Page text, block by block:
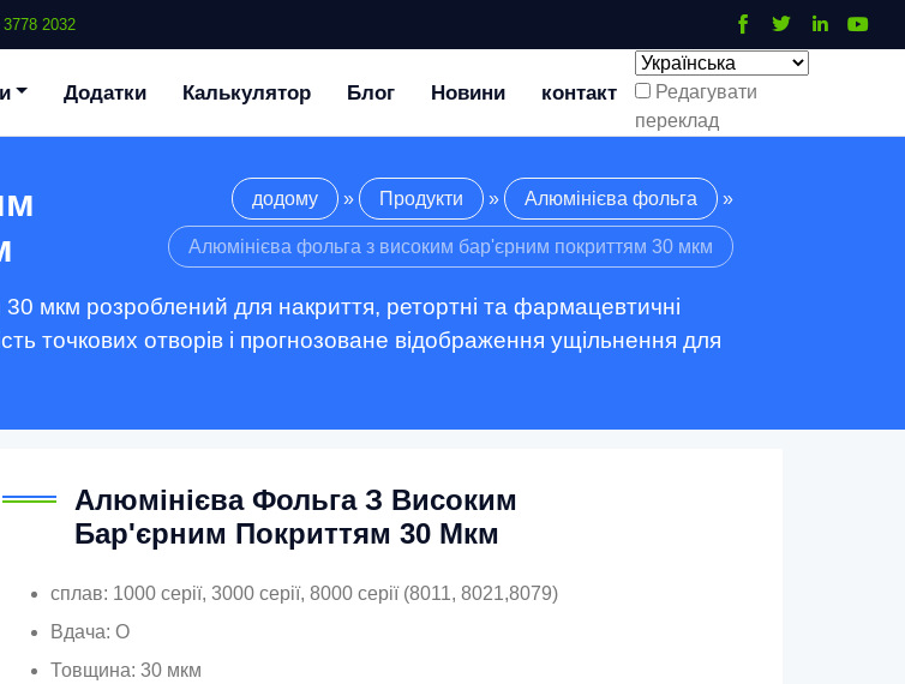
2032
Додатки Калькулятор Блог Новини контакт
Редагувати
переклад
додому » Продукти » Алюмінієва фольга »
Алюмінієва фольга з високим бар'єрним покриттям 30 мкм
мкм розроблений для накриття, ретортні та фармацевтичні
точкових отворів і прогнозоване відображення ущільнення для
Алюмінієва Фольга З Високим
Бар'єрним Покриттям 30 Мкм
сплав: 1000 серії, 3000 серії, 8000 серії (8011, 8021,8079)
Вдача: О
Товщина: 30 мкм